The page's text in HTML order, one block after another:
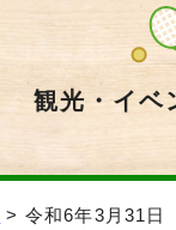
観光・イベ
> 令和6年3月31日